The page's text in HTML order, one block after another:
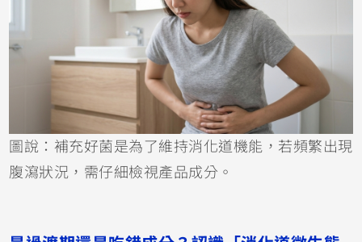
圖說：補充好菌是為了維持消化道機能，若頻繁出現
腹瀉狀況，需仔細檢視產品成分。